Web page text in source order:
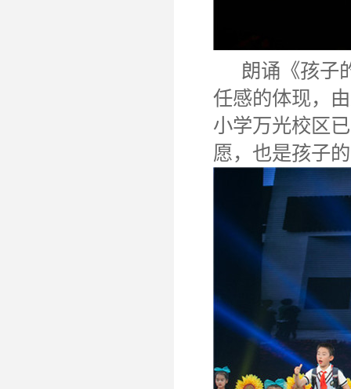
朗诵《孩子
任感的体现，
小学万光校区
愿，也是孩子